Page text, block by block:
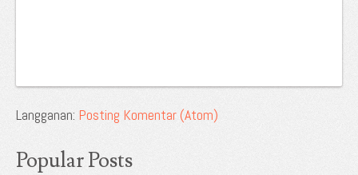
Langganan: Posting Komentar (Atom)
Popular Posts